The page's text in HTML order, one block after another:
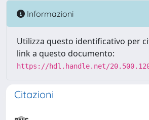
Informazioni
Utilizza questo identificativo per
link a questo documento:
https://hdl.handle.net/
Citazioni